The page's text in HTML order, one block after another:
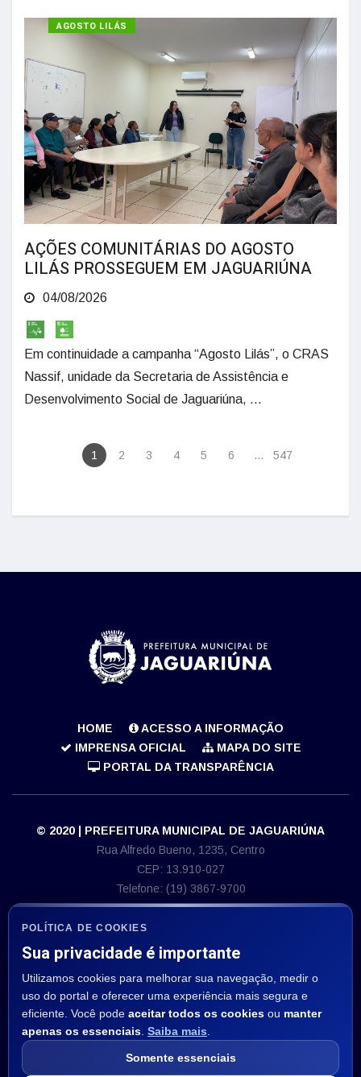
POLÍTICA DE COOKIES
Sua privacidade é importante
Utilizamos cookies para melhorar sua navegação, medir o
uso do portal e oferecer uma experiência mais segura e
eficiente. Você pode aceitar todos os cookies ou manter
apenas os essenciais Saiba mais
Somente essenciais
AGOSTO LILÁS
AÇÕES COMUNITÁRIAS DO AGOSTO
LILÁS PROSSEGUEM EM JAGUARIÚNA
04/08/2026
Em continuidade a campanha “Agosto Lilás”, o CRAS
Nassif, unidade da Secretaria de Assistência e
Desenvolvimento Social de Jaguariúna, ...
1 2 3 4 5 6 ... 547
HOME
ACESSO A INFORMAÇÃO
IMPRENSA OFICIAL
MAPA DO SITE
PORTAL DA TRANSPARÊNCIA
© 2020 | PREFEITURA MUNICIPAL DE JAGUARIÚNA
Rua Alfredo Bueno, 1235, Centro
CEP: 13.910-027
Telefone: (19) 3867-9700
E-mail: imprensa@jaguariuna.sp.gov.br
CNPJ 46.410.866/0001-71
ASSESSORIA DE IMPRENSA
Departamento de Comunicação:
E-mail: imprensa@jaguariuna.sp.gov.br
SIGA NOS: